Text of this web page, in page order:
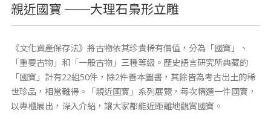
親近國寶 ──大理石梟形立雕
《文化資產保存法》將古物依其珍貴稀有價值，分為「國寶」、
「重要古物」和「一般古物」三種等級。歷史語言研究所典藏的
「國寶」計有22組50件，除2件善本圖書，其餘皆為考古出土的稀
世珍品，相當難得。「親近國寶」系列展覽，每次精選一件國寶，
以專櫃展出，深入介紹，讓大家都能近距離地觀賞國寶。